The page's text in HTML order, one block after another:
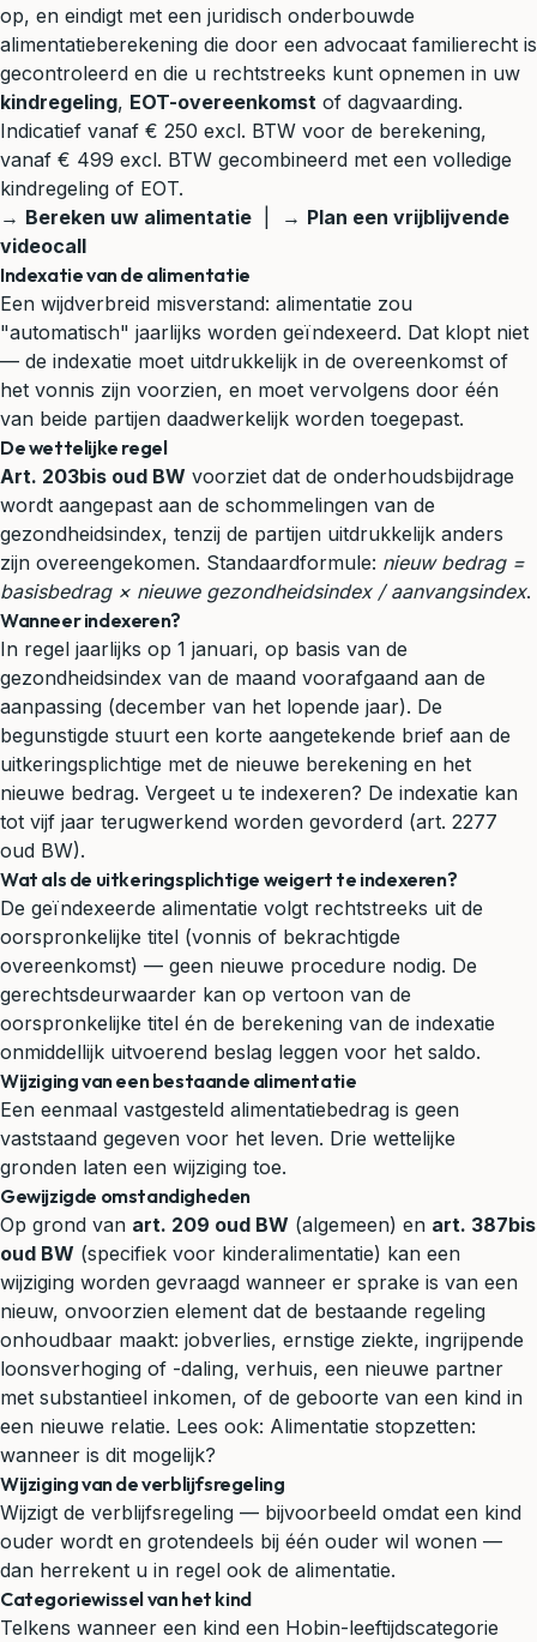
op, en eindigt met een juridisch onderbouwde
alimentatieberekening die door een advocaat familierecht is
gecontroleerd en die u rechtstreeks kunt opnemen in uw
kindregeling, EOT-overeenkomst of dagvaarding.
Indicatief vanaf € 250 excl. BTW voor de berekening,
vanaf € 499 excl. BTW gecombineerd met een volledige
kindregeling of EOT.
→ Bereken uw alimentatie | → Plan een vrijblijvende
videocall
Indexatie van de alimentatie
Een wijdverbreid misverstand: alimentatie zou
"automatisch" jaarlijks worden geïndexeerd. Dat klopt niet
— de indexatie moet uitdrukkelijk in de overeenkomst of
het vonnis zijn voorzien, en moet vervolgens door één
van beide partijen daadwerkelijk worden toegepast.
De wettelijke regel
Art. 203bis oud BW voorziet dat de onderhoudsbijdrage
wordt aangepast aan de schommelingen van de
gezondheidsindex, tenzij de partijen uitdrukkelijk anders
zijn overeengekomen. Standaardformule: nieuw bedrag =
basisbedrag × nieuwe gezondheidsindex / aanvangsindex.
Wanneer indexeren?
In regel jaarlijks op 1 januari, op basis van de
gezondheidsindex van de maand voorafgaand aan de
aanpassing (december van het lopende jaar). De
begunstigde stuurt een korte aangetekende brief aan de
uitkeringsplichtige met de nieuwe berekening en het
nieuwe bedrag. Vergeet u te indexeren? De indexatie kan
tot vijf jaar terugwerkend worden gevorderd (art. 2277
oud BW).
Wat als de uitkeringsplichtige weigert te indexeren?
De geïndexeerde alimentatie volgt rechtstreeks uit de
oorspronkelijke titel (vonnis of bekrachtigde
overeenkomst) — geen nieuwe procedure nodig. De
gerechtsdeurwaarder kan op vertoon van de
oorspronkelijke titel én de berekening van de indexatie
onmiddellijk uitvoerend beslag leggen voor het saldo.
Wijziging van een bestaande alimentatie
Een eenmaal vastgesteld alimentatiebedrag is geen
vaststaand gegeven voor het leven. Drie wettelijke
gronden laten een wijziging toe.
Gewijzigde omstandigheden
Op grond van art. 209 oud BW (algemeen) en art. 387bis
oud BW (specifiek voor kinderalimentatie) kan een
wijziging worden gevraagd wanneer er sprake is van een
nieuw, onvoorzien element dat de bestaande regeling
onhoudbaar maakt: jobverlies, ernstige ziekte, ingrijpende
loonsverhoging of -daling, verhuis, een nieuwe partner
met substantieel inkomen, of de geboorte van een kind in
een nieuwe relatie. Lees ook: Alimentatie stopzetten:
wanneer is dit mogelijk?
Wijziging van de verblijfsregeling
Wijzigt de verblijfsregeling — bijvoorbeeld omdat een kind
ouder wordt en grotendeels bij één ouder wil wonen —
dan herrekent u in regel ook de alimentatie.
Categoriewissel van het kind
Telkens wanneer een kind een Hobin-leeftijdscategorie